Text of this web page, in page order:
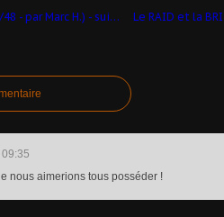
Dodge WC 55 M6 (Angego - 1/48 - par Marc H.) ​- suite et fin
nous aimerions tous posséder !